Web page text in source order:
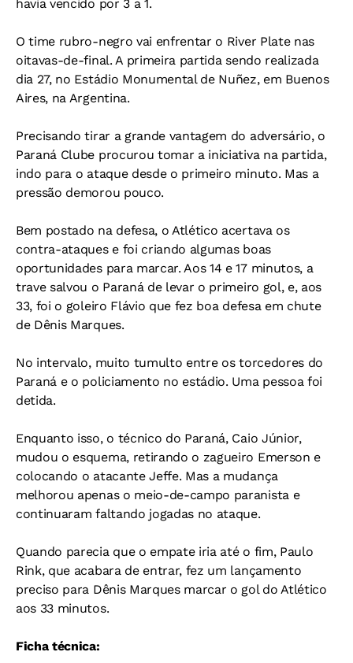
havia vencido por 3 a 1.
O time rubro-negro vai enfrentar o River Plate nas
oitavas-de-final. A primeira partida sendo realizada
dia 27, no Estádio Monumental de Nuñez, em Buenos
Aires, na Argentina.
Precisando tirar a grande vantagem do adversário, o
Paraná Clube procurou tomar a iniciativa na partida,
indo para o ataque desde o primeiro minuto. Mas a
pressão demorou pouco.
Bem postado na defesa, o Atlético acertava os
contra-ataques e foi criando algumas boas
oportunidades para marcar. Aos 14 e 17 minutos, a
trave salvou o Paraná de levar o primeiro gol, e, aos
33, foi o goleiro Flávio que fez boa defesa em chute
de Dênis Marques.
No intervalo, muito tumulto entre os torcedores do
Paraná e o policiamento no estádio. Uma pessoa foi
detida.
Enquanto isso, o técnico do Paraná, Caio Júnior,
mudou o esquema, retirando o zagueiro Emerson e
colocando o atacante Jeffe. Mas a mudança
melhorou apenas o meio-de-campo paranista e
continuaram faltando jogadas no ataque.
Quando parecia que o empate iria até o fim, Paulo
Rink, que acabara de entrar, fez um lançamento
preciso para Dênis Marques marcar o gol do Atlético
aos 33 minutos.
Ficha técnica: